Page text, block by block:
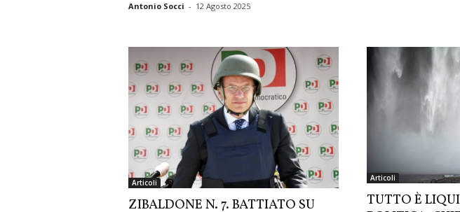
Antonio Socci - 12 Agosto 2025
Articoli
ZIBALDONE N. 7. BATTIATO SU
Articoli
TUTTO È